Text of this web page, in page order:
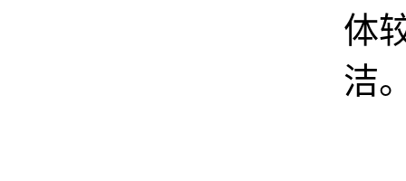
体
洁